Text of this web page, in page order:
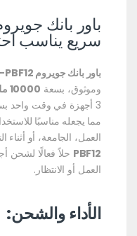
باور بانك
سريع يناسب
باور بانك جويروم JR-PBF12
وموثوق، بسعة 10000 مللي أمبير
3 أجهزة في وقت واحد
مما يجعله مناسبًا
العمل، الجامعة، أو أثناء
PBF12 حلاً فعالًا لشحن
العمل أو الانتظار.
الأداء والشحن: